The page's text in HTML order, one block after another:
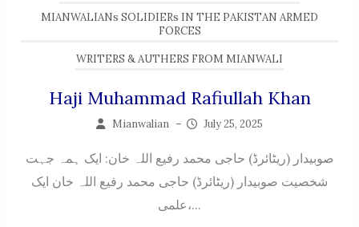
MIANWALIANs SOLIDIERs IN THE PAKISTAN ARMED
FORCES
WRITERS & AUTHERS FROM MIANWALI
Haji Muhammad Rafiullah Khan
Mianwalian – July 25, 2025
صوبیدار (ریٹائرڈ) حاجی محمد رفیع اللہ خان: ایک ہمہ جہت
شخصیت صوبیدار (ریٹائرڈ) حاجی محمد رفیع اللہ خان ایک
علمی،...